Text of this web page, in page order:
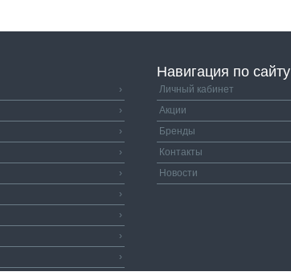
›
›
›
›
›
›
›
›
›
Навигация по сайту
Личный кабинет
Акции
Бренды
Контакты
Новости